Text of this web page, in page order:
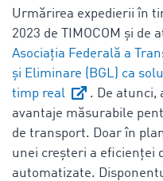
Urmărirea expedierii în
2023 de TIMOCOM și de
Asociația Federală a
și Eliminare (BGL) ca
timp real
. De atunci,
avantaje măsurabile
de transport. Doar în
unei creșteri a eficienței
automatizate.